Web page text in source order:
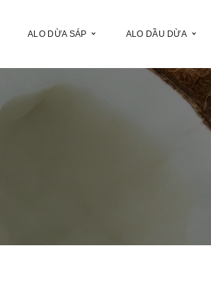
ALO DỪA SÁP ALO DẦU DỪA